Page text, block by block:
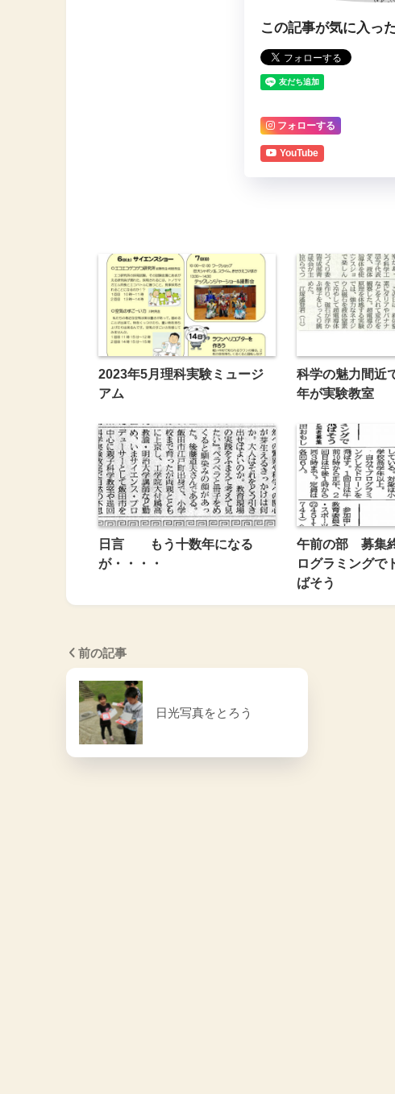
この記事が気に入っ
フォローする
YouTube
2023年5月理科実験ミュージ
アム
科学の魅力間
年が実験教室
日言 もう十数年になる
が・・・・
午前の部 募集
ログラミングで
ばそう
前の記事
日光写真をとろう